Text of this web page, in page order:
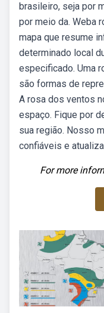
brasileiro, seja por
por meio da. Weba
mapa que resume
determinado local
especificado. Uma
são formas de
A rosa dos ventos
espaço. Fique por
sua região. Nosso
confiáveis e
For more